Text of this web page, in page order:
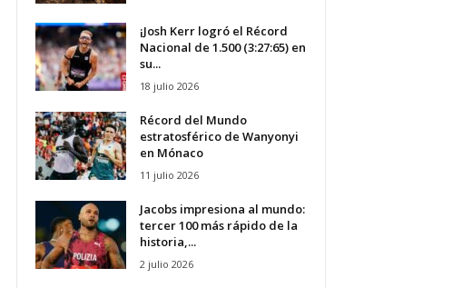
¡Josh Kerr logró el Récord
Nacional de 1.500 (3:27:65) en
su...
18 julio 2026
Récord del Mundo
estratosférico de Wanyonyi
en Mónaco
11 julio 2026
Jacobs impresiona al mundo:
tercer 100 más rápido de la
historia,...
2 julio 2026